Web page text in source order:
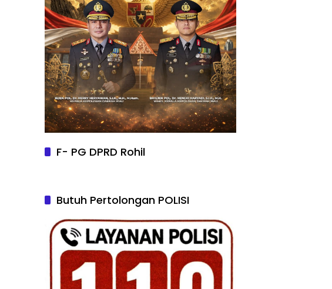
F- PG DPRD Rohil
Butuh Pertolongan POLISI